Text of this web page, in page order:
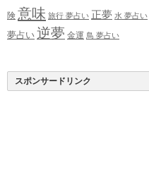
険 意味 旅行 夢占い 正夢 水 夢占い
夢占い 逆夢 金運 鳥 夢占い
スポンサードリンク